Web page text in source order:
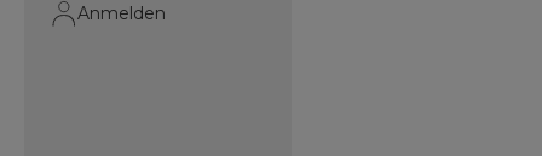
Anmelden